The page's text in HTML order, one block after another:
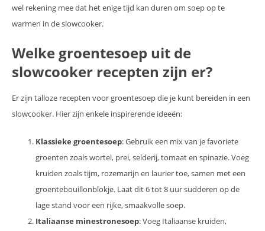
wel rekening mee dat het enige tijd kan duren om soep op te
warmen in de slowcooker.
Welke groentesoep uit de
slowcooker recepten zijn er?
Er zijn talloze recepten voor groentesoep die je kunt bereiden in een
slowcooker. Hier zijn enkele inspirerende ideeën:
Klassieke groentesoep: Gebruik een mix van je favoriete
groenten zoals wortel, prei, selderij, tomaat en spinazie. Voeg
kruiden zoals tijm, rozemarijn en laurier toe, samen met een
groentebouillonblokje. Laat dit 6 tot 8 uur sudderen op de
lage stand voor een rijke, smaakvolle soep.
Italiaanse minestronesoep: Voeg Italiaanse kruiden,